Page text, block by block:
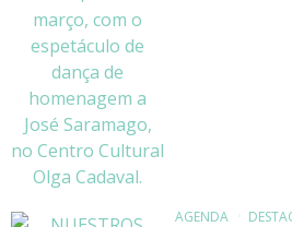
AGENDA